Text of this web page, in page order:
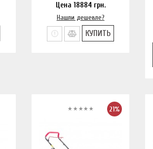
Цена 18884грн.
Нашли дешевле?
КУПИТЬ
21%